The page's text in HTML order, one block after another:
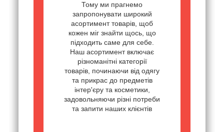
Тому ми прагнемо
запропонувати широкий
асортимент товарів, щоб
кожен міг знайти щось, що
підходить саме для себе.
Наш асортимент включає
різноманітні категорії
товарів, починаючи від одягу
та прикрас до предметів
інтер'єру та косметики,
задовольняючи різні потреби
та запити наших клієнтів